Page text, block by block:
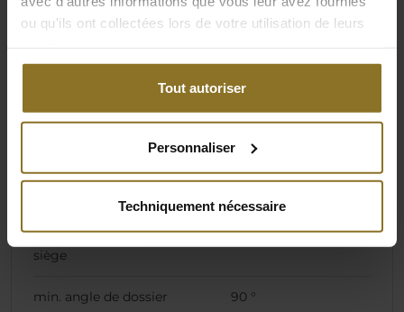
ou qu'ils ont collectées lors de votre utilisation de leurs
Tout autoriser
Personnaliser
Techniquement nécessaire
Type de lanceur
Roulettes pour sol
sol souple
max. angle d'inclinaison du
siège
11 °
min. angle de dossier 90 °